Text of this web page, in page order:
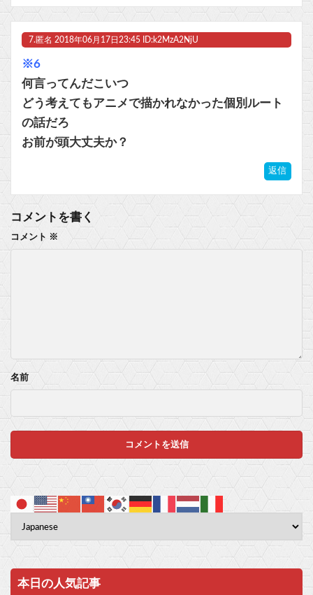
7. 匿名 2018年06月17日23:45 ID:k2MzA2NjU
※6
何言ってんだこいつ
どう考えてもアニメで描かれなかった個別ルート
の話だろ
お前が頭大丈夫か？
返信
コメントを書く
コメント ※
名前
本日の人気記事